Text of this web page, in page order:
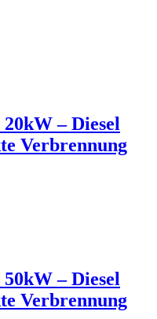
– Diesel
Verbrennung
– Diesel
Verbrennung